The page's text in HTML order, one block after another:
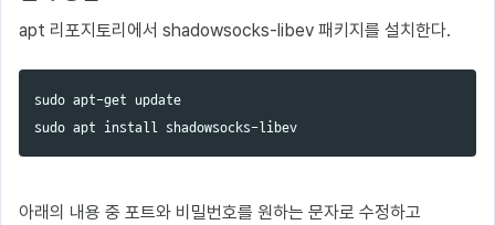
apt 리포지토리에서 shadowsocks-libev 패키지를 설치한다.
sudo
sudo apt install
아래의 내용 중 포트와 비밀번호를 원하는 문자로 수정하고